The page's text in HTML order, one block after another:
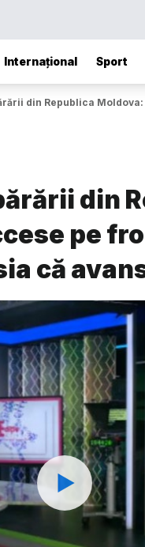
Internațional Sport
din Republica
din
pe
că
Watch